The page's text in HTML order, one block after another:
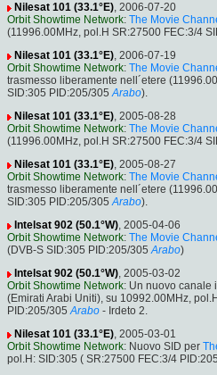
Nilesat 101 (33.1°E), 2006-07-20
Orbit Showtime Network: The Movie
(11996.00MHz, pol.H SR:27500 FEC:3/4
Nilesat 101 (33.1°E), 2006-07-19
Orbit Showtime Network: The Movie
trasmesso liberamente nell´etere
SID:305 PID:205/305 Arabo).
Nilesat 101 (33.1°E), 2005-08-28
Orbit Showtime Network: The Movie
(11996.00MHz, pol.H SR:27500 FEC:3/4
Nilesat 101 (33.1°E), 2005-08-27
Orbit Showtime Network: The Movie
trasmesso liberamente nell´etere
SID:305 PID:205/305 Arabo).
Intelsat 902 (50.1°W), 2005-04-06
Orbit Showtime Network: The Movie
(DVB-S SID:305 PID:205/305 Arabo)
Intelsat 902 (50.1°W), 2005-03-02
Orbit Showtime Network: Un nuovo canale
(Emirati Arabi Uniti), su 10992.00MHz,
PID:205/305 Arabo - Irdeto 2.
Nilesat 101 (33.1°E), 2005-03-01
Orbit Showtime Network: Nuovo SID per
pol.H: SID:305 ( SR:27500 FEC:3/4